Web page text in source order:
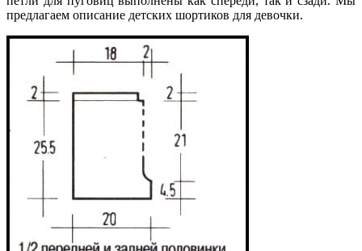
предлагаем описание детских шортиков для девочки.